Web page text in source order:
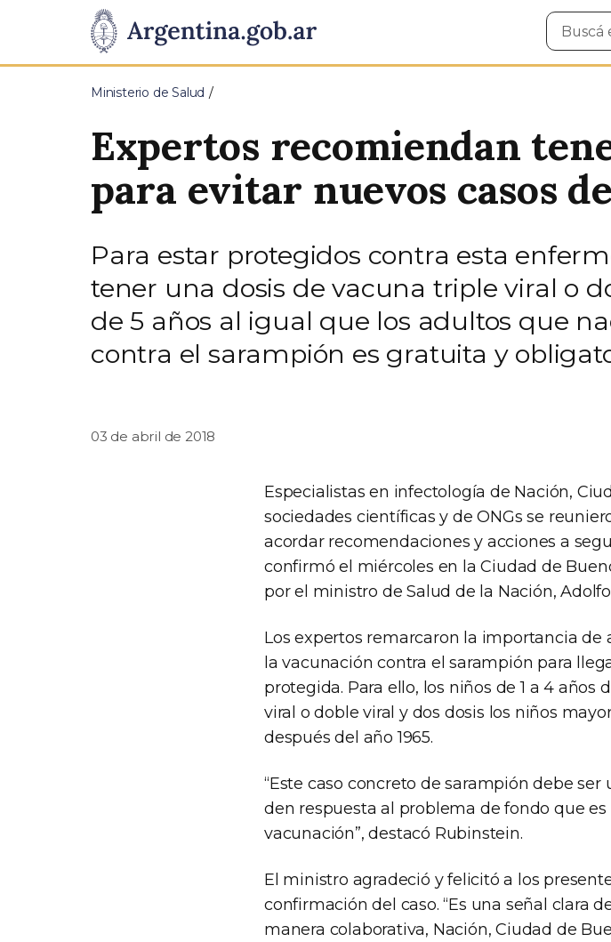
Presidencia
de
Pasar al contenido principal
Buscar
en
Ministerio de Salud
Expertos recomiendan
para evitar nuevos casos
Para estar protegidos contra esta
tener una dosis de vacuna triple viral o
de 5 años al igual que los adultos que
contra el sarampión es gratuita y
03 de abril de 2018
Especialistas en infectología de Nación,
sociedades científicas y de ONGs se
acordar recomendaciones y acciones a
confirmó el miércoles en la Ciudad de
por el ministro de Salud de la Nación,
Los expertos remarcaron la importancia
la vacunación contra el sarampión para
protegida. Para ello, los niños de 1 a 4
viral o doble viral y dos dosis los niños
después del año 1965.
“Este caso concreto de sarampión debe
den respuesta al problema de fondo que
vacunación”, destacó Rubinstein.
El ministro agradeció y felicitó a los
confirmación del caso. “Es una señal clara
manera colaborativa, Nación, Ciudad de